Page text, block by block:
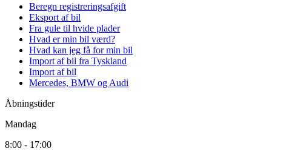
Beregn registreringsafgift
Eksport af bil
Fra gule til hvide plader
Hvad er min bil værd?
Hvad kan jeg få for min bil
Import af bil fra Tyskland
Import af bil
Mercedes, BMW og Audi
Åbningstider
Mandag
8:00 - 17:00